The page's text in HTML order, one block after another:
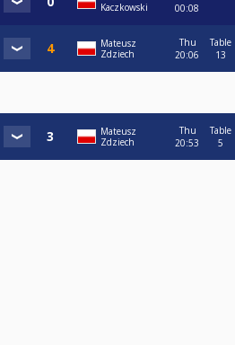
Kaczkowski
00:08
Mateusz
Zdziech
Thu
20:06
Table
13
Mateusz
Zdziech
Thu
20:53
Table
5